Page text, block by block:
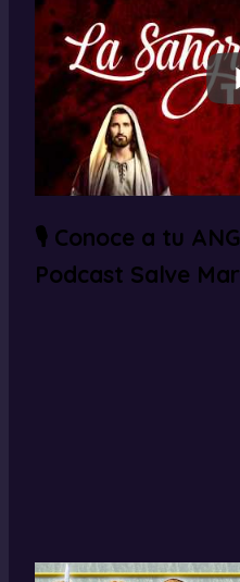
🎙 Conoce a tu
Podcast Salve